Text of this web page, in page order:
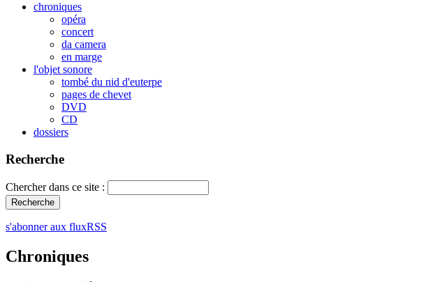
chroniques
opéra
concert
da camera
en marge
l'objet sonore
tombé du nid d'euterpe
pages de chevet
DVD
CD
dossiers
Recherche
Chercher dans ce site :
s'abonner aux fluxRSS
Chroniques